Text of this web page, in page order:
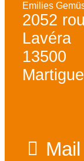
Emilies
2052
Lavéra
13500